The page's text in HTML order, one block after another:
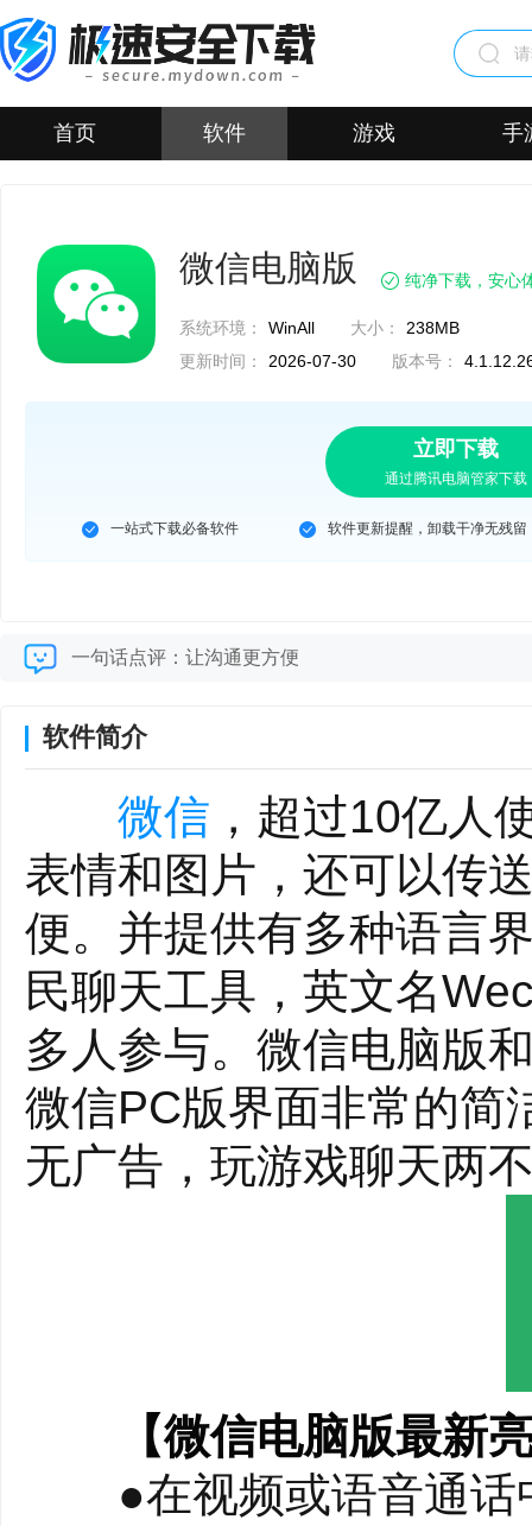
首页 软件 游戏 手
微信电脑版 纯净下载，安心
系统环境： WinAll 大小：
238MB
更新时间：
2026-07-30 版本号：
立即下载
通过腾讯电脑管家下载
一站式下载必备软件 软件更新提醒，卸载干净无残留
一句话点评：让沟通更方便
软件简介
微信 ，超过10亿人
表情和图片，还可以传
便。并提供有多种语言
民聊天工具，英文名
多人参与。微信电脑版
微信PC版界面非常的简
无广告，玩游戏聊天两
【微信电脑版最新
●在视频或语音通话